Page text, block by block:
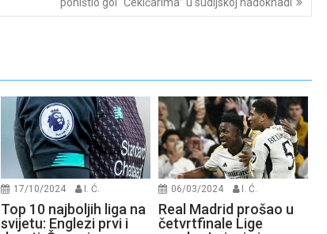
17/10/2024 I. Ć.
Top 10 najboljih liga na
svijetu: Englezi prvi i
06/03/2024 I. Ć.
Real Madrid prošao u
četvrtfinale Lige